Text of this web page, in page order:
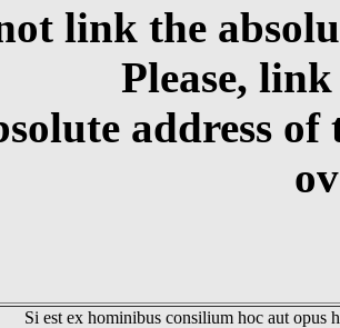
link the
Please,
address
Si est ex hominibus consilium hoc aut opus